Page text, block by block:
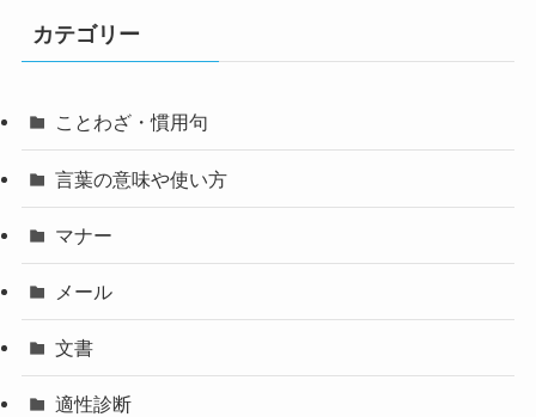
カテゴリー
ことわざ・慣用句
言葉の意味や使い方
マナー
メール
文書
適性診断